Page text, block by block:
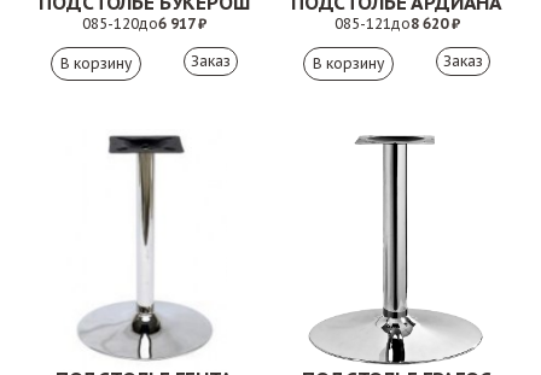
085-120до6 917 ₽
Заказ
085-121до8 620 ₽
Заказ